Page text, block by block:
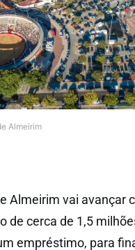
Almeirim
Almeirim vai avançar
de cerca de 1,5
empréstimo, para